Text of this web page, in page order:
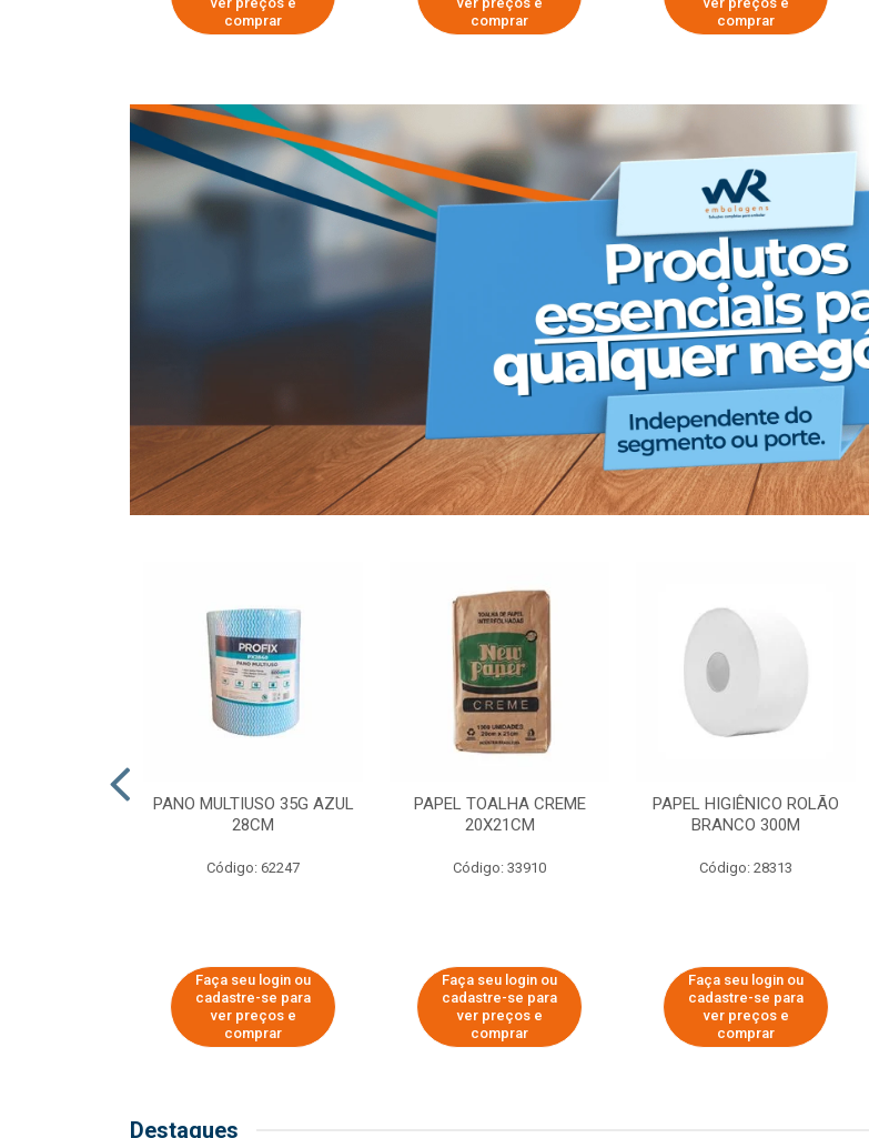
comprar
comprar
comprar
PANO MULTIUSO 35G AZUL
28CM
Código: 62247
Faça seu login ou
cadastre-se para
ver preços e
comprar
PAPEL TOALHA CREME
20X21CM
Código: 33910
Faça seu login ou
cadastre-se para
ver preços e
comprar
PAPEL HIGIÊNICO ROLÃO
BRANCO 300M
Código: 28313
Faça seu login ou
cadastre-se para
ver preços e
comprar
Destaques